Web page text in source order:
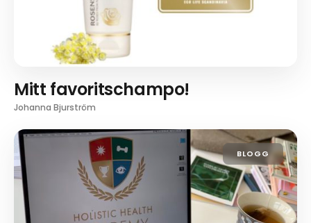
Mitt favoritschampo!
Johanna Bjurström
BLOGG